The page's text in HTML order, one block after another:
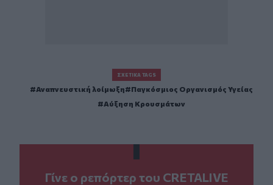
ΣΧΕΤΙΚΆ TAGS
Αναπνευστική λοίμωξη
Παγκόσμιος Οργανισμός Υγείας
Αύξηση Κρουσμάτων
Γίνε ο ρεπόρτερ του CRETALIVE